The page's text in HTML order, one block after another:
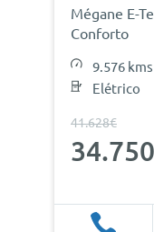
Mégane E-
Conforto
9.576 kms
Elétrico
41.628€